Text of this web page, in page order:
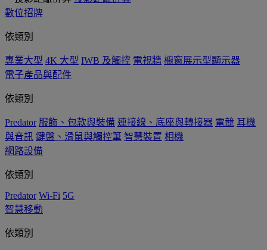
數位招牌
依類別
專業大型 4K 大型 IWB 及觸控 電視牆 櫥窗展示型顯示器
電子產品與配件
依類別
Predator 服飾、包款與裝備 連接線、底座與轉接器 電競 耳機
與音訊 鍵盤、滑鼠與觸控筆 智慧裝置 相機
網路設備
依類別
Predator Wi-Fi 5G
智慧移動
依類別